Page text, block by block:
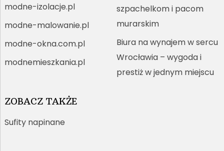
modne-izolacje.pl
modne-malowanie.pl
modne-okna.com.pl
modnemieszkania.pl
szpachelkom i pacom
murarskim
Biura na wynajem w sercu
Wrocławia – wygoda i
prestiż w jednym miejscu
ZOBACZ TAKŻE
Sufity napinane